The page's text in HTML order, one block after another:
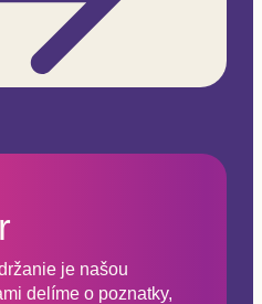
je našou
delíme o poznatky,